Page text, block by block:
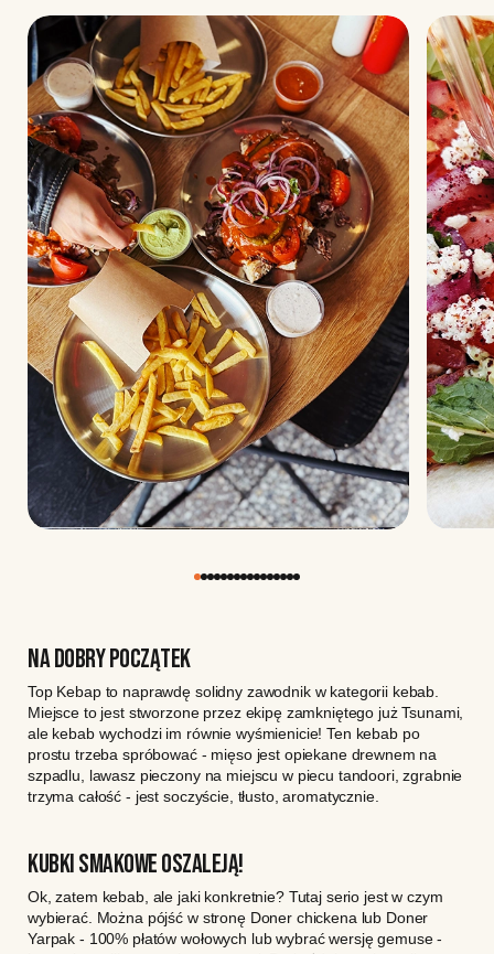
NA DOBRY POCZĄTEK
Top Kebap to naprawdę solidny zawodnik w kategorii kebab.
Miejsce to jest stworzone przez ekipę zamkniętego już Tsunami,
ale kebab wychodzi im równie wyśmienicie! Ten kebab po
prostu trzeba spróbować - mięso jest opiekane drewnem na
szpadlu, lawasz pieczony na miejscu w piecu tandoori, zgrabnie
trzyma całość - jest soczyście, tłusto, aromatycznie.
KUBKI SMAKOWE OSZALEJĄ!
Ok, zatem kebab, ale jaki konkretnie? Tutaj serio jest w czym
wybierać. Można pójść w stronę Doner chickena lub Doner
Yarpak - 100% płatów wołowych lub wybrać wersję gemuse -